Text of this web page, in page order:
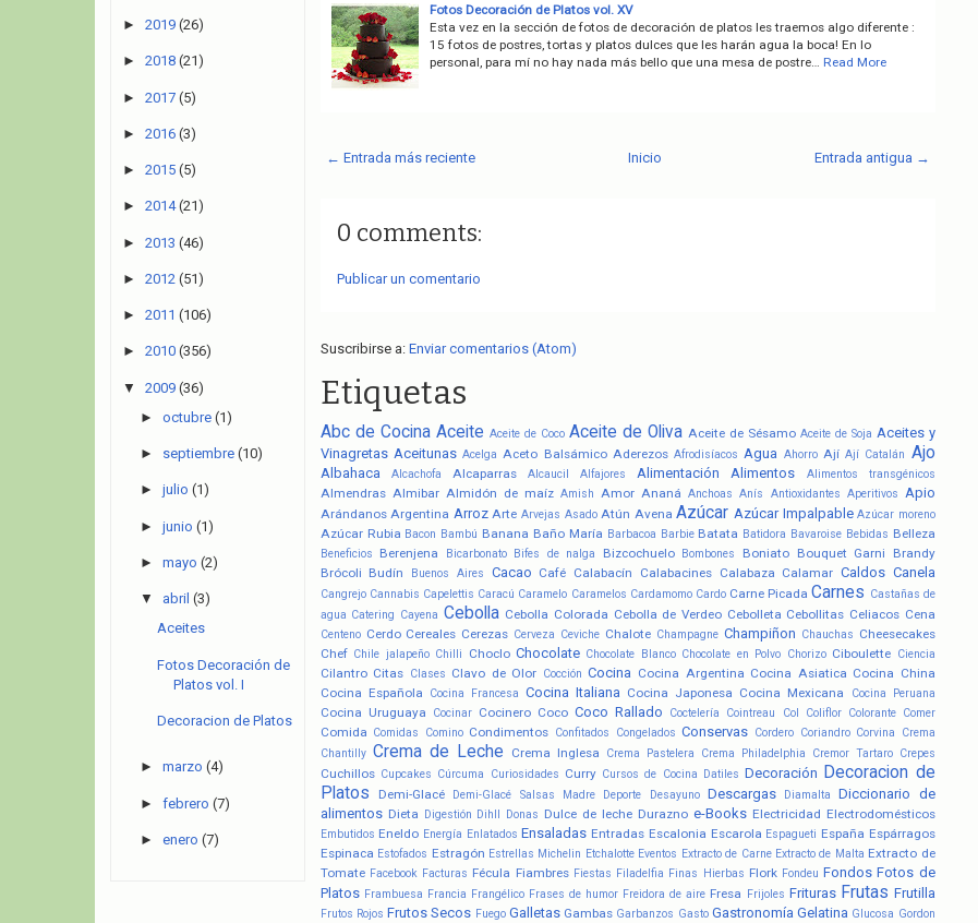
Fotos Decoración de Platos vol. XV
Esta vez en la sección de fotos de decoración de platos les traemos algo diferente :
15 fotos de postres, tortas y platos dulces que les harán agua la boca! En lo
personal, para mí no hay nada más bello que una mesa de postre…
Read More
← Entrada más reciente Entrada antigua →
Inicio
0 comments:
Publicar un comentario
Suscribirse a: Enviar comentarios (Atom)
Etiquetas
Abc de Cocina Aceite Aceite de Coco Aceite de Oliva Aceite de Sésamo Aceite de Soja Aceites y
Vinagretas Aceitunas Acelga Aceto Balsámico Aderezos Afrodisíacos Agua Ahorro Ají Ají Catalán Ajo
Albahaca Alcachofa Alcaparras Alcaucil Alfajores Alimentación Alimentos Alimentos transgénicos
Almendras Almibar Almidón de maíz Amish Amor Ananá Anchoas Anís Antioxidantes Aperitivos Apio
Arándanos Argentina Arroz Arte Arvejas Asado Atún Avena Azúcar Azúcar Impalpable Azúcar moreno
Azúcar Rubia Bacon Bambú Banana Baño María Barbacoa Barbie Batata Batidora Bavaroise Bebidas Belleza
Beneficios Berenjena Bicarbonato Bifes de nalga Bizcochuelo Bombones Boniato Bouquet Garni
Brandy
Brócoli Budín Buenos Aires Cacao Café Calabacín Calabacines Calabaza Calamar Caldos Canela
Cangrejo Cannabis Capelettis Caracú Caramelo Caramelos Cardamomo Cardo Carne Picada Carnes Castañas de
agua Catering Cayena Cebolla Cebolla Colorada Cebolla de Verdeo Cebolleta Cebollitas Celiacos Cena
Centeno Cerdo Cereales Cerezas Cerveza Ceviche Chalote Champagne Champiñon Chauchas Cheesecakes
Chef Chile jalapeño Chilli Choclo Chocolate Chocolate Blanco Chocolate en Polvo Chorizo Ciboulette Ciencia
Cilantro Citas Clases Clavo de Olor Cocción Cocina Cocina Argentina Cocina Asiatica Cocina China
Cocina Española
Cocina Francesa Cocina Italiana Cocina Japonesa Cocina Mexicana Cocina Peruana
Cocina Uruguaya Cocinar Cocinero Coco Coco Rallado Coctelería Cointreau Col Coliflor Colorante Comer
Comida Comidas Comino Condimentos Confitados Congelados Conservas Cordero Coriandro Corvina
Crema
Chantilly Crema de Leche Crema Inglesa Crema Pastelera Crema Philadelphia Cremor Tartaro Crepes
Cuchillos Cupcakes Cúrcuma Curiosidades Curry Cursos de Cocina Datiles Decoración Decoracion de
Platos
Demi-Glacé Demi-Glacé Salsas Madre Deporte Desayuno Descargas Diamalta
Diccionario de
alimentos Dieta Digestión Dihll Donas Dulce de leche Durazno e-Books Electricidad Electrodomésticos
Embutidos Eneldo Energía Enlatados Ensaladas Entradas Escalonia Escarola Espagueti España Espárragos
Espinaca Estofados Estragón Estrellas Michelin Etchalotte Eventos Extracto de Carne Extracto de Malta Extracto de
Tomate Facebook Facturas Fécula Fiambres Fiestas Filadelfia Finas Hierbas Flork Fondeu Fondos Fotos de
Platos Frambuesa Francia Frangélico Frases de humor Freidora de aire Fresa Frijoles Frituras Frutas Frutilla
Frutos Rojos Frutos Secos Fuego Galletas Gambas Garbanzos Gasto Gastronomía Gelatina Glucosa Gordon
► 2019 (26)
► 2018 (21)
► 2017 (5)
► 2016 (3)
► 2015 (5)
► 2014 (21)
► 2013 (46)
► 2012 (51)
► 2011 (106)
► 2010 (356)
▼ 2009 (36)
► octubre (1)
► septiembre (10)
► julio (1)
► junio (1)
► mayo (2)
▼ abril (3)
Aceites
Fotos Decoración de
Platos vol. I
Decoracion de Platos
► marzo (4)
► febrero (7)
► enero (7)